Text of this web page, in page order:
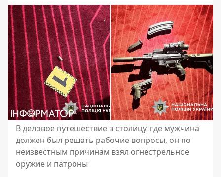
В деловое путешествие в столицу, где мужчина
должен был решать рабочие вопросы, он по
неизвестным причинам взял огнестрельное
оружие и патроны